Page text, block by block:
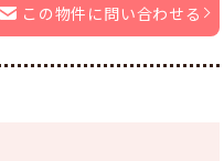
この物件に問い合わせる